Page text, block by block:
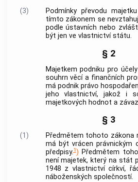
(3)
Podmínky převodu
tímto zákonem se
podle ústavních nebo
být jen ve vlastnictví státu.
§ 2
Majetkem podniku pro
souhrn věcí a finančních
má podnik právo
jeho vlastnictví, jakož i
majetkových hodnot a
§ 3
(1)
Předmětem tohoto zákona
má být vrácen právnickým
předpisy.1) Předmětem
není majetek, který na stát
1948 z vlastnictví církví,
náboženských společností.